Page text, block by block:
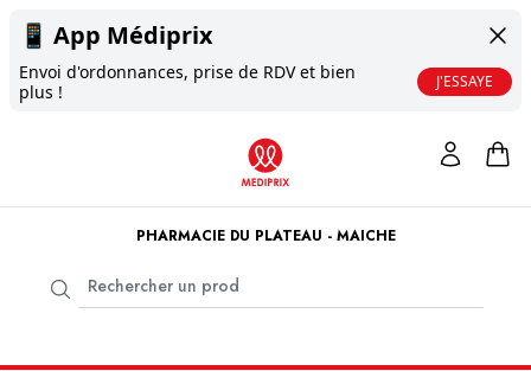
📱 App Médiprix
Envoi d'ordonnances, prise de RDV et bien
plus !
J'ESSAYE
PHARMACIE DU PLATEAU - MAICHE